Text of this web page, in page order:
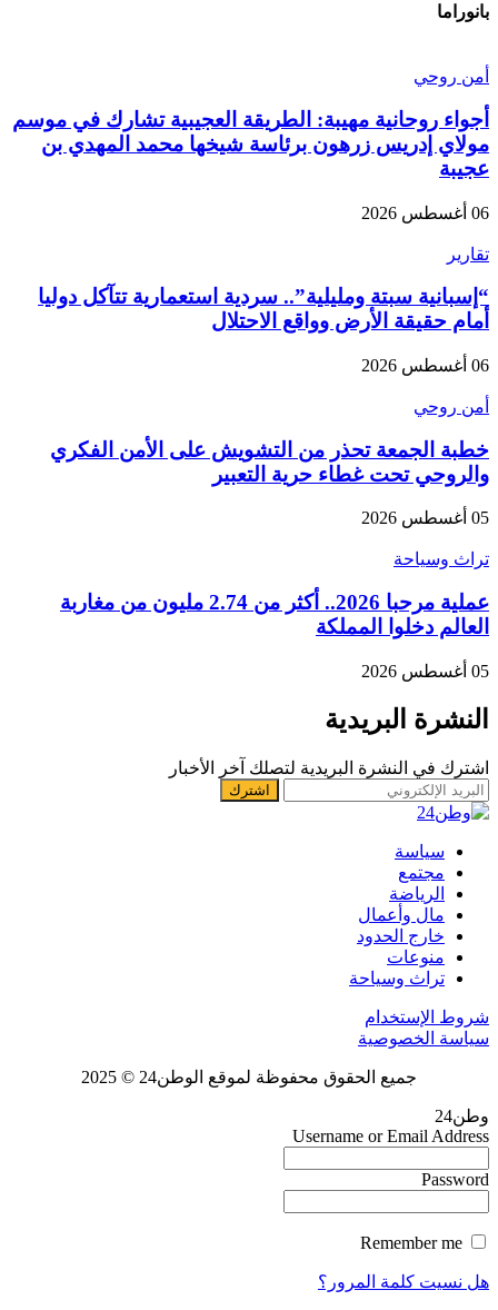
بانوراما
أمن روحي
أجواء روحانية مهيبة: الطريقة العجيبية تشارك في موسم
مولاي إدريس زرهون برئاسة شيخها محمد المهدي بن
عجيبة
06 أغسطس 2026
تقارير
“إسبانية سبتة ومليلية”.. سردية استعمارية تتآكل دوليا
أمام حقيقة الأرض وواقع الاحتلال
06 أغسطس 2026
أمن روحي
خطبة الجمعة تحذر من التشويش على الأمن الفكري
والروحي تحت غطاء حرية التعبير
05 أغسطس 2026
تراث وسياحة
عملية مرحبا 2026.. أكثر من 2.74 مليون من مغاربة
العالم دخلوا المملكة
05 أغسطس 2026
النشرة البريدية
اشترك في النشرة البريدية لتصلك آخر الأخبار
سياسة
مجتمع
الرياضة
مال وأعمال
خارج الحدود
منوعات
تراث وسياحة
شروط الإستخدام
سياسة الخصوصية
جميع الحقوق محفوظة لموقع الوطن24 © 2025
وطن24
Username or Email Address
Password
هل نسيت كلمة المرور؟